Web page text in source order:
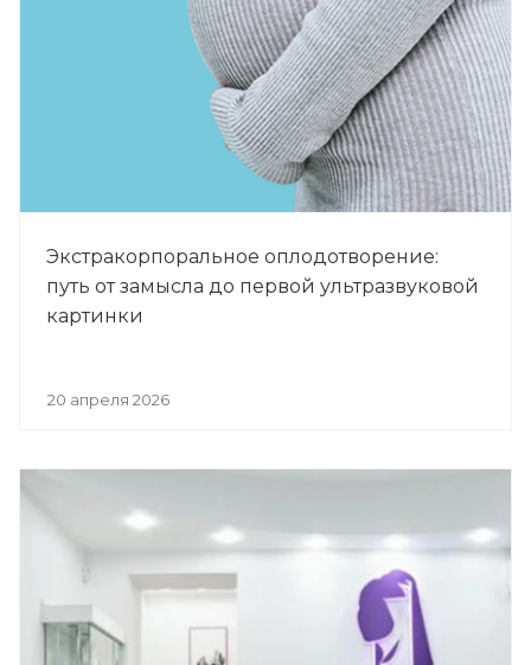
Экстракорпоральное оплодотворение:
путь от замысла до первой ультразвуковой
картинки
20 апреля 2026